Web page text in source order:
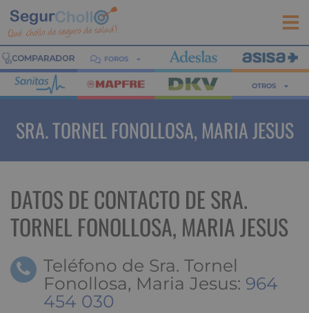
FOROS
OTROS
SRA. TORNEL FONOLLOSA, MARIA JESUS
DATOS DE CONTACTO DE SRA.
TORNEL FONOLLOSA, MARIA JESUS
Teléfono de Sra. Tornel
Fonollosa, Maria Jesus: 964
454 030